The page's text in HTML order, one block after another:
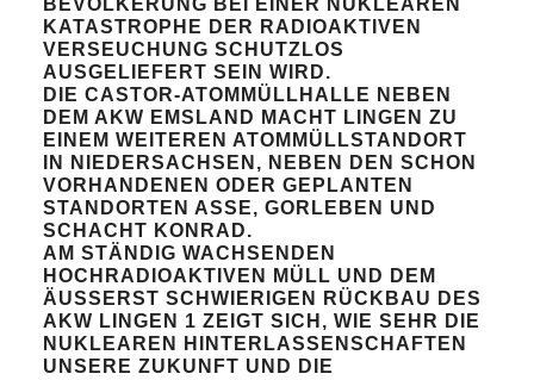
BEVÖLKERUNG BEI EINER NUKLEAREN
KATASTROPHE DER RADIOAKTIVEN
VERSEUCHUNG SCHUTZLOS
AUSGELIEFERT SEIN WIRD.
DIE CASTOR-ATOMMÜLLHALLE NEBEN
DEM AKW EMSLAND MACHT LINGEN ZU
EINEM WEITEREN ATOMMÜLLSTANDORT
IN NIEDERSACHSEN, NEBEN DEN SCHON
VORHANDENEN ODER GEPLANTEN
STANDORTEN ASSE, GORLEBEN UND
SCHACHT KONRAD.
AM STÄNDIG WACHSENDEN
HOCHRADIOAKTIVEN MÜLL UND DEM
ÄUSSERST SCHWIERIGEN RÜCKBAU DES A
KW LINGEN 1 ZEIGT SICH, WIE SEHR DIE N
UKLEAREN HINTERLASSENSCHAFTEN U
NSERE ZUKUNFT UND DIE N